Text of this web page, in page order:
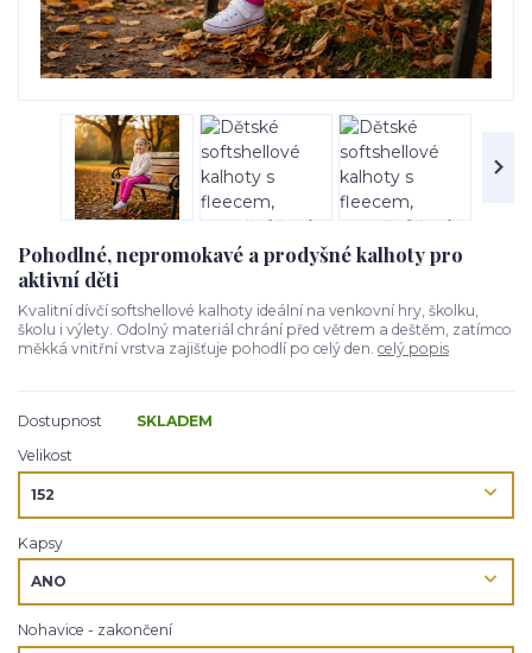
Pohodlné, nepromokavé a prodyšné kalhoty pro
aktivní děti
Kvalitní dívčí softshellové kalhoty ideální na venkovní hry, školku,
školu i výlety. Odolný materiál chrání před větrem a deštěm, zatímco
měkká vnitřní vrstva zajišťuje pohodlí po celý den. celý popis
Dostupnost
SKLADEM
Velikost
Kapsy
Nohavice - zakončení